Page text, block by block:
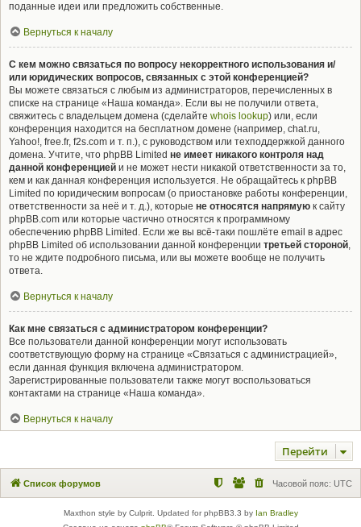
поданные идеи или предложить собственные.
Вернуться к началу
С кем можно связаться по вопросу некорректного использования и/
или юридических вопросов, связанных с этой конференцией?
Вы можете связаться с любым из администраторов, перечисленных в
списке на странице «Наша команда». Если вы не получили ответа,
свяжитесь с владельцем домена (сделайте whois lookup) или, если
конференция находится на бесплатном домене (например, chat.ru,
Yahoo!, free.fr, f2s.com и т. п.), с руководством или техподдержкой данного
домена. Учтите, что phpBB Limited не имеет никакого контроля над
данной конференцией и не может нести никакой ответственности за то,
кем и как данная конференция используется. Не обращайтесь к phpBB
Limited по юридическим вопросам (о приостановке работы конференции,
ответственности за неё и т. д.), которые не относятся напрямую к сайту
phpBB.com или которые частично относятся к программному
обеспечению phpBB Limited. Если же вы всё-таки пошлёте email в адрес
phpBB Limited об использовании данной конференции третьей стороной,
то не ждите подробного письма, или вы можете вообще не получить
ответа.
Вернуться к началу
Как мне связаться с администратором конференции?
Все пользователи данной конференции могут использовать
соответствующую форму на странице «Связаться с администрацией»,
если данная функция включена администратором.
Зарегистрированные пользователи также могут воспользоваться
контактами на странице «Наша команда».
Вернуться к началу
Перейти
Список форумов Часовой пояс: UTC
Maxthon style by Culprit. Updated for phpBB3.3 by Ian Bradley